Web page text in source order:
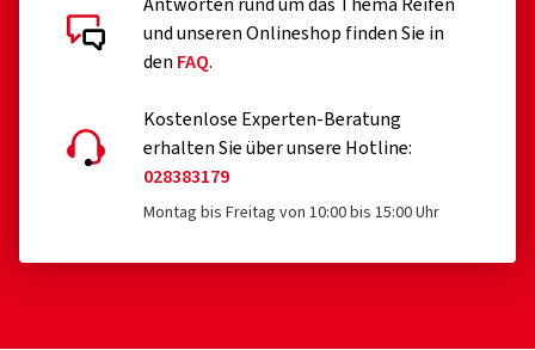
und unseren Onlineshop finden Sie in
den FAQ.
Kostenlose Experten-Beratung
erhalten Sie über unsere Hotline:
028383179
Montag bis Freitag von 10:00 bis 15:00 Uhr